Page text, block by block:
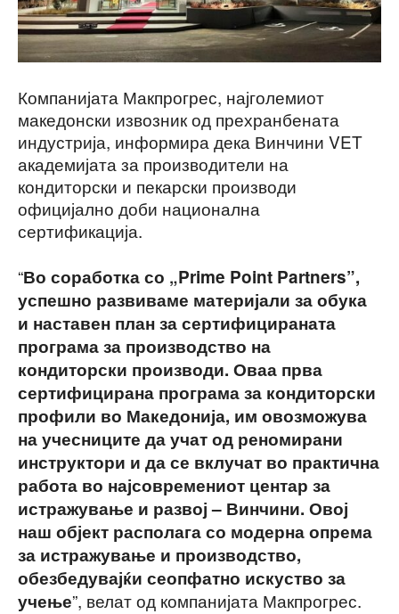
Компанијата Макпрогрес, најголемиот
македонски извозник од прехранбената
индустрија, информира дека Винчини VET
академијата за производители на
кондиторски и пекарски производи
официјално доби национална
сертификација.
“Во соработка со „Prime Point Partners”,
успешно развиваме материјали за обука
и наставен план за сертифицираната
програма за производство на
кондиторски производи. Оваа прва
сертифицирана програма за кондиторски
профили во Македонија, им овозможува
на учесниците да учат од реномирани
инструктори и да се вклучат во практична
работа во најсовремениот центар за
истражување и развој – Винчини. Овој
наш објект располага со модерна опрема
за истражување и производство,
обезбедувајќи сеопфатно искуство за
учење”, велат од компанијата Макпрогрес.